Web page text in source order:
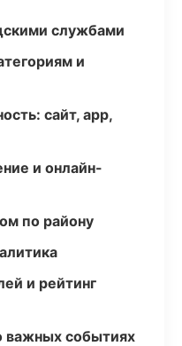
службами
и
сайт, app,
и онлайн-
по району
и рейтинг
важных событиях